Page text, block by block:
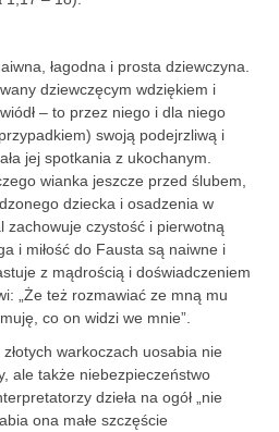
łagodna i prosta dziewczyna.
dziewczęcym wdziękiem i
– to przez niego i dla niego
swoją podejrzliwą i
jej spotkania z ukochanym.
wianka jeszcze przed ślubem,
dziecka i osadzenia w
zachowuje czystość i pierwotną
i miłość do Fausta są naiwne i
z mądrością i doświadczeniem
„Że też rozmawiać ze mną mu
co on widzi we mnie”.
warkoczach uosabia nie
ale także niebezpieczeństwo
dzieła na ogół „nie
ona małe szczęście